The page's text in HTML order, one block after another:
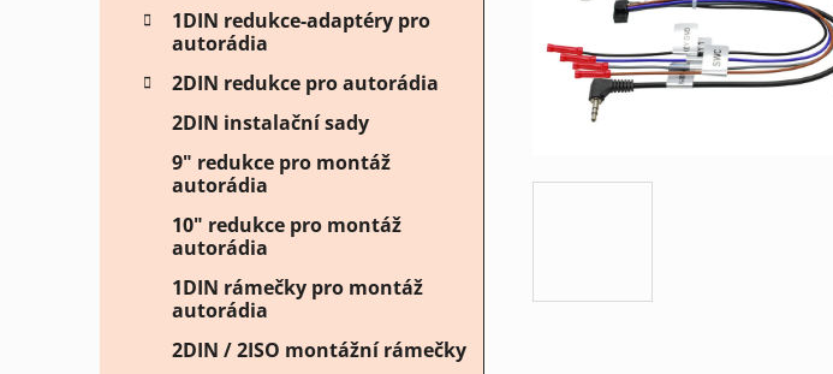
1DIN redukce-adaptéry pro
autorádia
2DIN redukce pro autorádia
2DIN instalační sady
9" redukce pro montáž
autorádia
10" redukce pro montáž
autorádia
1DIN rámečky pro montáž
autorádia
2DIN / 2ISO montážní rámečky